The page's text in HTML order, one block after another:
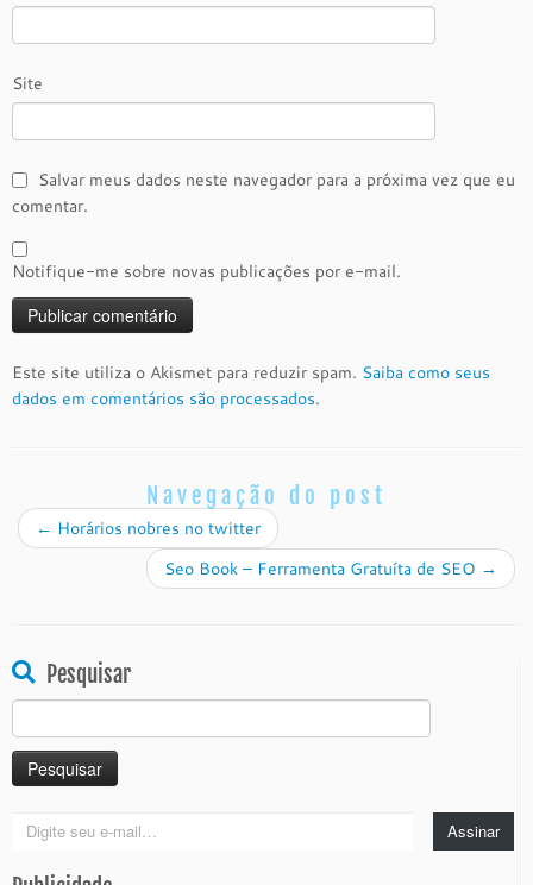
Site
Salvar meus dados neste navegador para a próxima vez que eu
comentar.
Notifique-me sobre novas publicações por e-mail.
Este site utiliza o Akismet para reduzir spam. Saiba como seus
dados em comentários são processados.
Navegação do post
← Horários nobres no twitter
Seo Book – Ferramenta Gratuíta de SEO →
Pesquisar
por:
Digite
e-
Assinar